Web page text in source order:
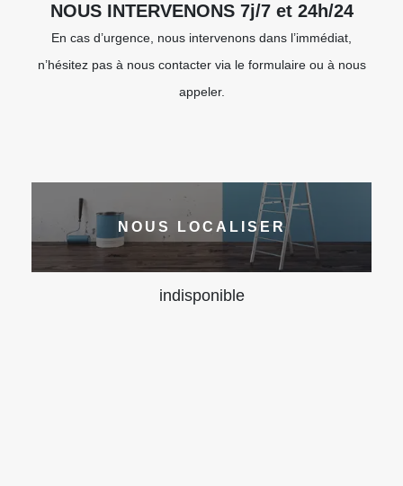
NOUS INTERVENONS 7j/7 et 24h/24
En cas d’urgence, nous intervenons dans l’immédiat,
n’hésitez pas à nous contacter via le formulaire ou à nous
appeler.
NOUS LOCALISER
indisponible